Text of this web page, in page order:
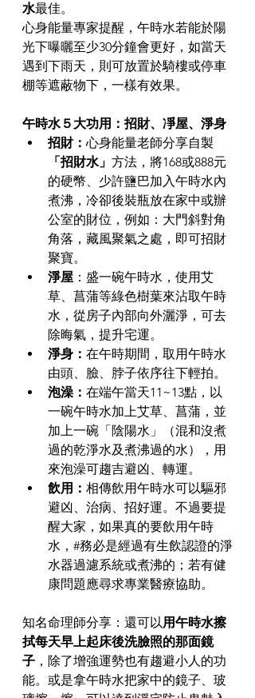
水最佳。
心身能量專家提醒，午時水若能於陽
光下曝曬至少30分鐘會更好，如當天
遇到下雨天，則可放置於騎樓或停車
棚等遮蔽物下，一樣有效果。
午時水５大功用：招財、凈屋、淨身
招財： 心身能量老師分享自製
「招財水」 方法，將168或888元
的硬幣、少許鹽巴加入午時水內
煮沸，冷卻後裝瓶放在家中或辦
公室的財位，例如：大門斜對角
角落，藏風聚氣之處，即可招財
聚寶。
淨屋 ：盛一碗午時水，使用艾
草、菖蒲等綠色樹葉來沾取午時
水，從房子內部向外灑淨，可去
除晦氣，提升宅運。
淨身： 在午時期間，取用午時水
由頭、臉、脖子依序往下輕拍。
泡澡： 在端午當天11~13點，以
一碗午時水加上艾草、菖蒲，並
加上一碗「陰陽水」（混和沒煮
過的乾淨水及煮沸過的水），用
來泡澡可趨吉避凶、轉運。
飲用： 相傳飲用午時水可以驅邪
避凶、治病、招好運。不過要提
醒大家，如果真的要飲用午時
水，#務必是經過有生飲認證的淨
水器過濾系統或煮沸的；若有健
康問題應尋求專業醫療協助。
知名命理師分享：還可以用午時水擦
拭每天早上起床後洗臉照的那面鏡
子 ，除了增強運勢也有趨避小人的功
能。或是拿午時水把家中的鏡子、玻